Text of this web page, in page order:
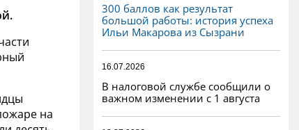
на
300 баллов как результат
большой работы: история успеха
Ильи Макарова из Сызрани
16.07.2026
В налоговой службе сообщили о
важном изменении с 1 августа